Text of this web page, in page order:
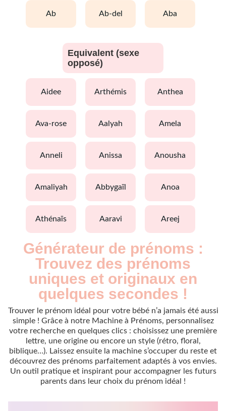
ab ab-del aba
Equivalent (sexe
opposé)
aidee arthémis anthea
ava-rose aalyah amela
anneli anissa anousha
amaliyah abbygaïl anoa
athénaïs aaravi areej
Générateur de prénoms :
Trouvez des prénoms
uniques et originaux en
quelques secondes !
Trouver le prénom idéal pour votre bébé n’a jamais été aussi
simple ! Grâce à notre Machine à Prénoms, personnalisez
votre recherche en quelques clics : choisissez une première
lettre, une origine ou encore un style (rétro, floral,
biblique…). Laissez ensuite la machine s’occuper du reste et
découvrez des prénoms parfaitement adaptés à vos envies.
Un outil pratique et inspirant pour accompagner les futurs
parents dans leur choix du prénom idéal !